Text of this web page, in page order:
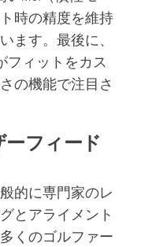
時の精度を維持
ます。最後に、
フィットをカス
の機能で注目さ
フィード
的に専門家のレ
とアライメント
くのゴルファー